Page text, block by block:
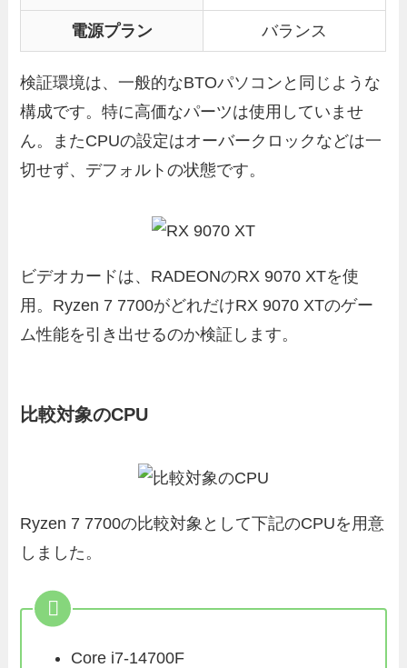
電源プラン バランス
検証環境は、一般的なBTOパソコンと同じような
構成です。特に高価なパーツは使用していませ
ん。またCPUの設定はオーバークロックなどは一
切せず、デフォルトの状態です。
ビデオカードは、RADEONのRX 9070 XTを使
用。Ryzen 7 7700がどれだけRX 9070 XTのゲー
ム性能を引き出せるのか検証します。
比較対象のCPU
Ryzen 7 7700の比較対象として下記のCPUを用意
しました。
Core i7-14700F